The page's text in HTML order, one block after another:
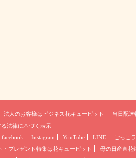
法人のお客様は ビジネス花キューピット 当日配達
法律に基づく表示
facebook Instagram YouTube LINE ごっこ
・プレゼント 特集は花キューピット 母の日産直花